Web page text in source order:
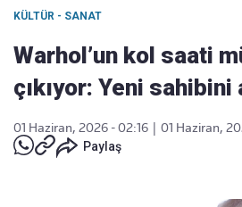
KÜLTÜR - SANAT
Warhol’un kol saati
çıkıyor: Yeni sahibini
01 Haziran, 2026 - 02:16
01 Haziran,
Paylaş